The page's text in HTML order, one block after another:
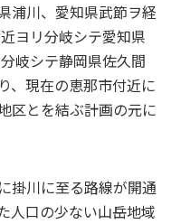
浦川、愛知県武節ヲ経
ヨリ分岐シテ愛知県
岐シテ静岡県佐久間
、現在の恵那市付近に
区とを結ぶ計画の元に
掛川に至る路線が開通
人口の少ない山岳地域